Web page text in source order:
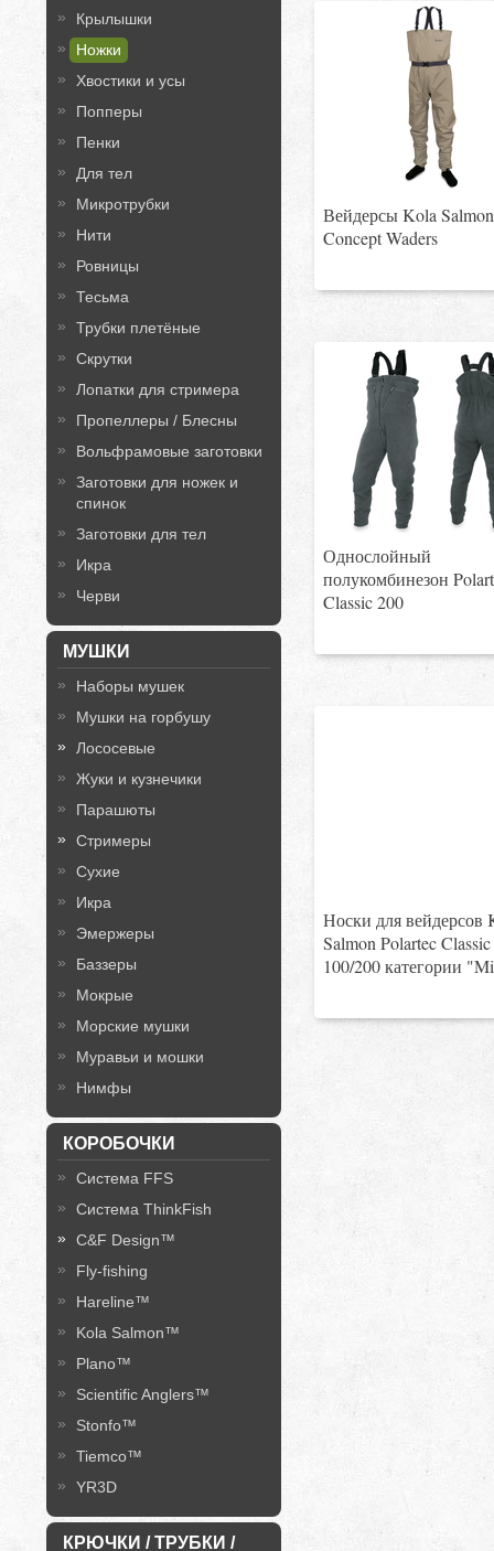
Крылышки
Ножки
Хвостики и усы
Попперы
Пенки
Для тел
Микротрубки
Нити
Ровницы
Тесьма
Трубки плетёные
Скрутки
Лопатки для стримера
Пропеллеры / Блесны
Вольфрамовые заготовки
Заготовки для ножек и
спинок
Заготовки для тел
Икра
Черви
МУШКИ
Наборы мушек
Мушки на горбушу
Лососевые
Жуки и кузнечики
Парашюты
Стримеры
Сухие
Икра
Эмержеры
Баззеры
Мокрые
Морские мушки
Муравьи и мошки
Нимфы
КОРОБОЧКИ
Система FFS
Система ThinkFish
C&F Design™
Fly-fishing
Hareline™
Kola Salmon™
Plano™
Scientific Anglers™
Stonfo™
Tiemco™
YR3D
КРЮЧКИ / ТРУБКИ /
Вейдерсы Kola
Concept Waders
Однослойный
полукомбинезон
Classic 200
Носки для вейдерсов
Salmon Polartec Classic
100/200 категории